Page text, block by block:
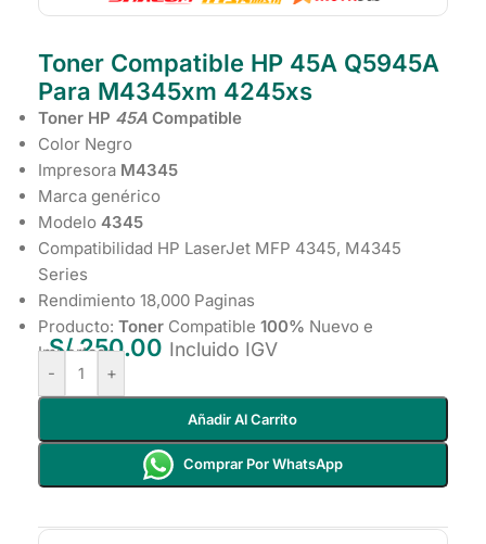
Toner Compatible HP 45A Q5945A
Para M4345xm 4245xs
Toner HP 45A Compatible
Color Negro
Impresora M4345
Marca genérico
Modelo 4345
Compatibilidad HP LaserJet MFP 4345, M4345
Series
Rendimiento 18,000 Paginas
Producto: Toner Compatible 100% Nuevo e
Importado
S/250.00 Incluido IGV
- +
Añadir Al Carrito
Comprar Por WhatsApp